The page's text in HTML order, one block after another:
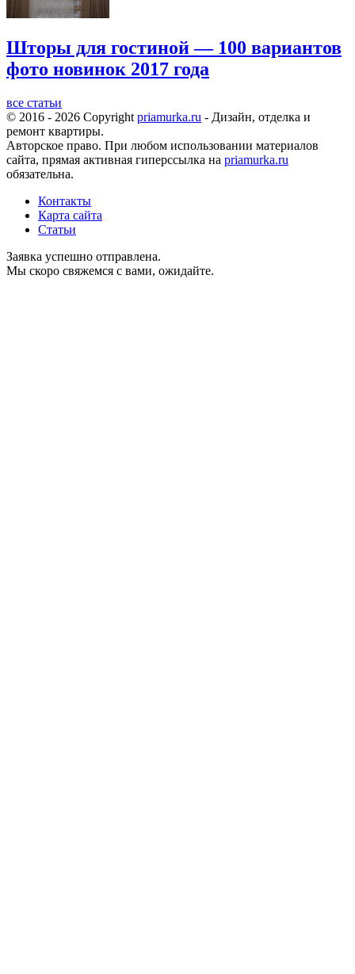
Шторы для гостиной — 100 вариантов
фото новинок 2017 года
все статьи
© 2016 - 2026 Copyright priamurka.ru - Дизайн, отделка и
ремонт квартиры.
Авторское право. При любом использовании материалов
сайта, прямая активная гиперссылка на priamurka.ru
обязательна.
Контакты
Карта сайта
Статьи
Заявка успешно отправлена.
Мы скоро свяжемся с вами, ожидайте.